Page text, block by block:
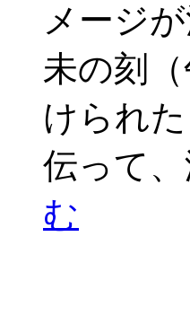
メージ
未の刻
けられ
伝って
む